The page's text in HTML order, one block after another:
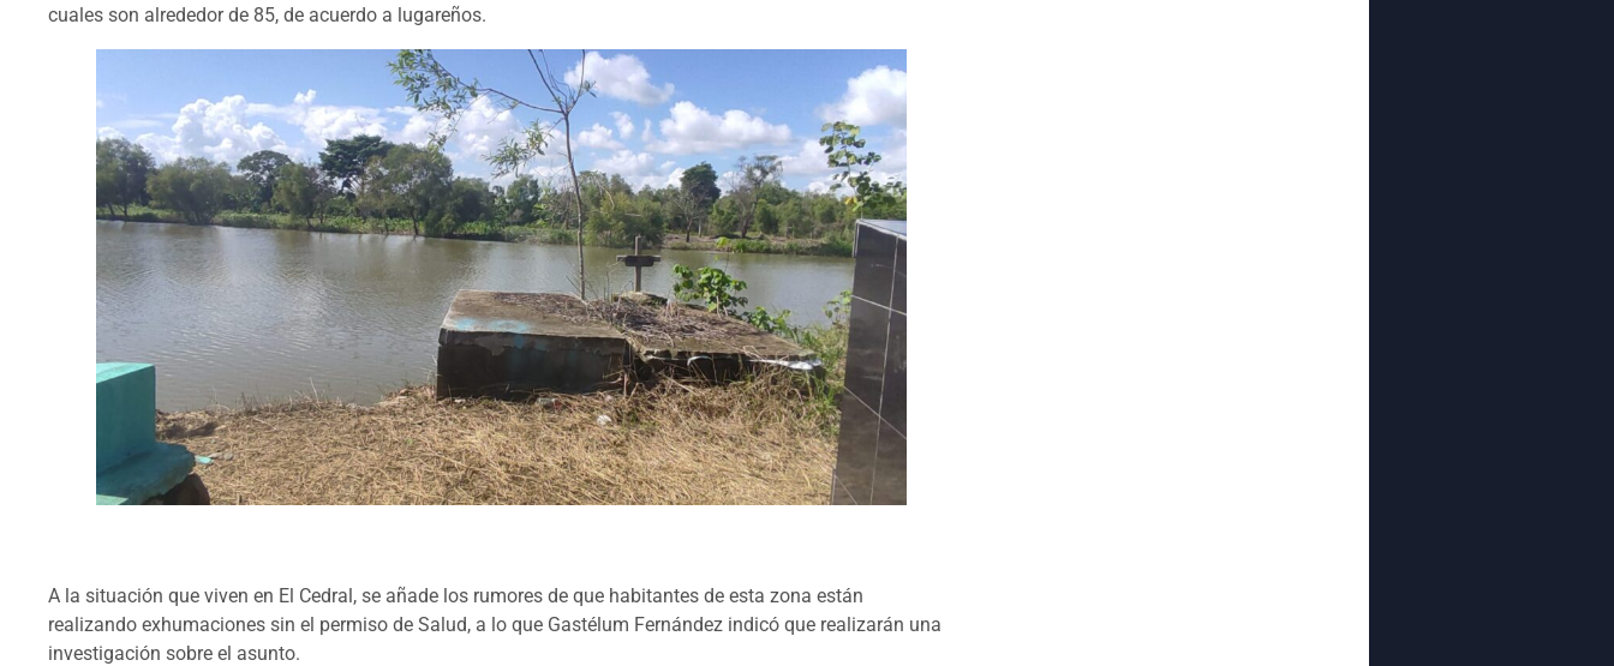
cuales son alrededor de 85, de acuerdo a lugareños.
A la situación que viven en El Cedral, se añade los rumores de que habitantes de esta zona están
realizando exhumaciones sin el permiso de Salud, a lo que Gastélum Fernández indicó que realizarán una
investigación sobre el asunto.